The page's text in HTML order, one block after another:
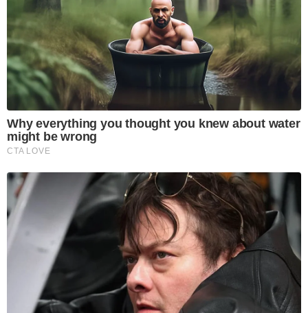
Why everything you thought you knew about water
might be wrong
CTA LOVE